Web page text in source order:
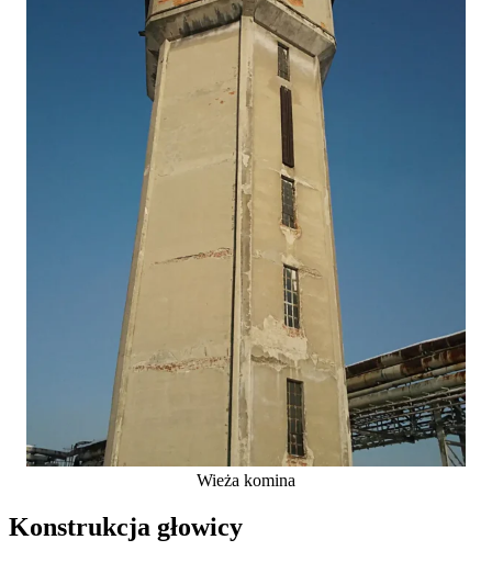
Wieża komina
Konstrukcja głowicy